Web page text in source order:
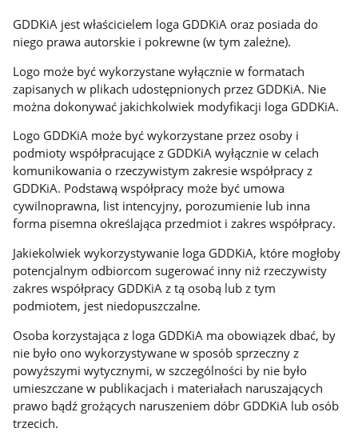
GDDKiA jest właścicielem loga GDDKiA oraz posiada do
niego prawa autorskie i pokrewne (w tym zależne).
Logo może być wykorzystane wyłącznie w formatach
zapisanych w plikach udostępnionych przez GDDKiA. Nie
można dokonywać jakichkolwiek modyfikacji loga GDDKiA.
Logo GDDKiA może być wykorzystane przez osoby i
podmioty współpracujące z GDDKiA wyłącznie w celach
komunikowania o rzeczywistym zakresie współpracy z
GDDKiA. Podstawą współpracy może być umowa
cywilnoprawna, list intencyjny, porozumienie lub inna
forma pisemna określająca przedmiot i zakres współpracy.
Jakiekolwiek wykorzystywanie loga GDDKiA, które mogłoby
potencjalnym odbiorcom sugerować inny niż rzeczywisty
zakres współpracy GDDKiA z tą osobą lub z tym
podmiotem, jest niedopuszczalne.
Osoba korzystająca z loga GDDKiA ma obowiązek dbać, by
nie było ono wykorzystywane w sposób sprzeczny z
powyższymi wytycznymi, w szczególności by nie było
umieszczane w publikacjach i materiałach naruszających
prawo bądź grożących naruszeniem dóbr GDDKiA lub osób
trzecich.